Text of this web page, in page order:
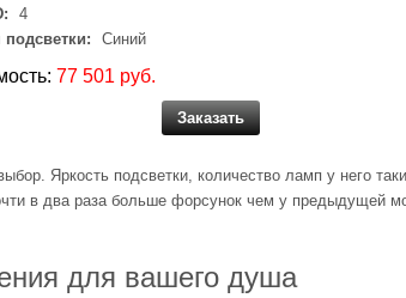
4
подсветки:
Синий
77 501 руб.
Заказать
Яркость подсветки, количество ламп у него
в два раза больше форсунок чем у предыдущей
для вашего душа